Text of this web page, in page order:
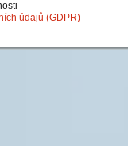
údajů (GDPR)